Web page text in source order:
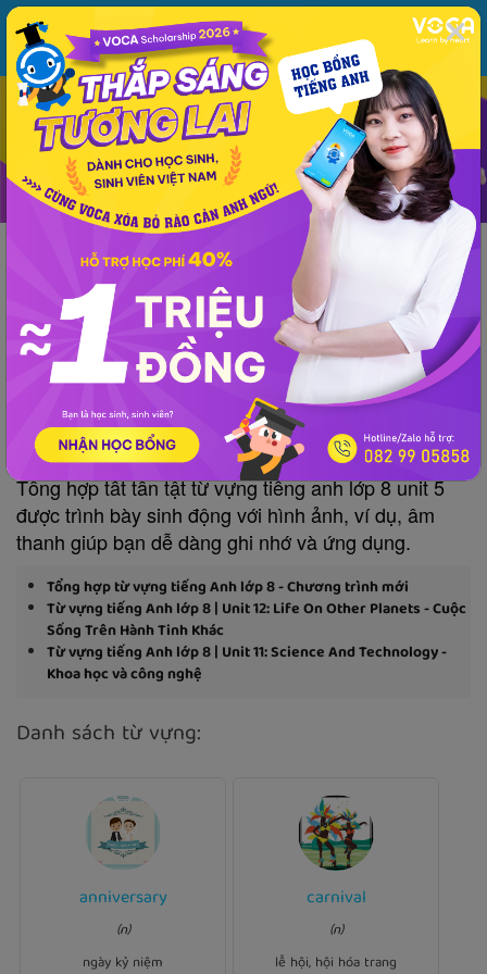
MENU ĐĂNG NHẬP
Từ vựng Ngữ pháp Mẫu câu Học phát âm Luyện viết
Lớp 8
Trung học cơ sở
Lớp 8
Từ vựng tiếng Anh lớp 8 | Unit 5: Festivals
In Viet Nam - Lễ hội ở Việt Nam
VOCA đăng lúc 20:15 27/12/2021
Tổng hợp tất tần tật từ vựng tiếng anh lớp 8 unit 5
được trình bày sinh động với hình ảnh, ví dụ, âm
thanh giúp bạn dễ dàng ghi nhớ và ứng dụng.
Tổng hợp từ vựng tiếng Anh lớp 8 - Chương trình mới
Từ vựng tiếng Anh lớp 8 | Unit 12: Life On Other Planets - Cuộc
Sống Trên Hành Tinh Khác
Từ vựng tiếng Anh lớp 8 | Unit 11: Science And Technology -
Khoa học và công nghệ
Danh sách từ vựng:
anniversary
(n)
ngày kỷ niệm
Ví dụ:
It was their 25th wedding
carnival
(n)
lễ hội, hội hóa trang
Ví dụ:
is a popular festival
in many countries in South
America.